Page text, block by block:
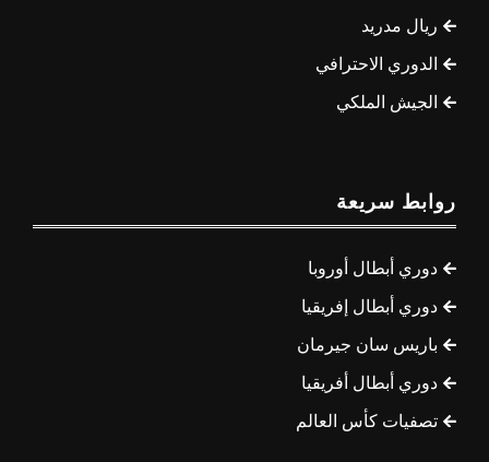
ريال مدريد
الدوري الاحترافي
الجيش الملكي
روابط سريعة
دوري أبطال أوروبا
دوري أبطال إفريقيا
باريس سان جيرمان
دوري أبطال أفريقيا
تصفيات كأس العالم